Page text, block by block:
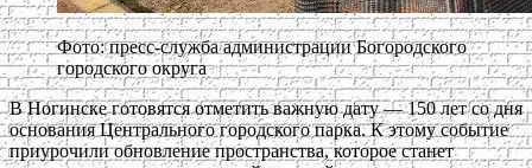
Фото: пресс-служба администрации Богородского
городского округа
В Ногинске готовятся отметить важную дату — 150 лет со дня
основания Центрального городского парка. К этому событие
приурочили обновление пространства, которое станет